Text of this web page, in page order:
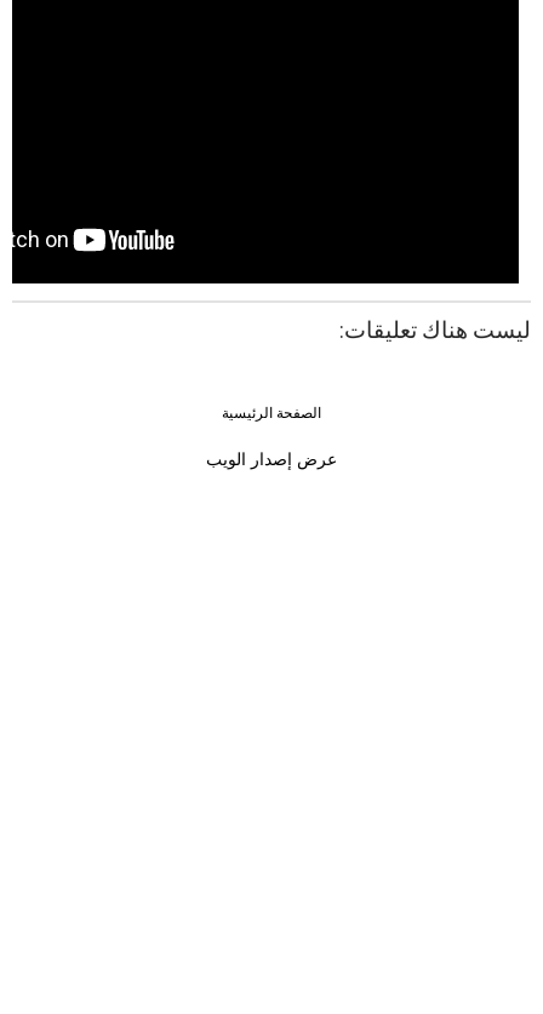
ليست هناك تعليقات:
الصفحة الرئيسية
عرض إصدار الويب